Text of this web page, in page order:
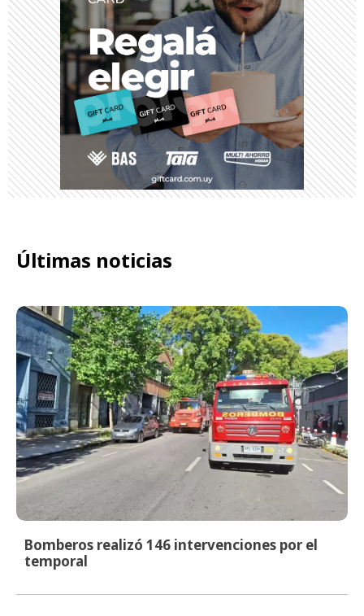
Últimas noticias
Bomberos realizó 146 intervenciones por el
temporal